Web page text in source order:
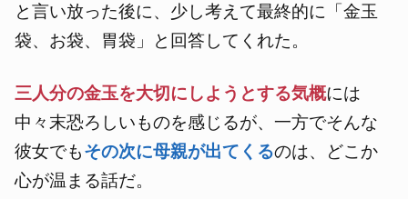
と言い放った後に、少し考えて最終的に「金玉
袋、お袋、胃袋」と回答してくれた。
三人分の金玉を大切にしようとする気概には
中々末恐ろしいものを感じるが、一方でそんな
彼女でもその次に母親が出てくるのは、どこか
心が温まる話だ。